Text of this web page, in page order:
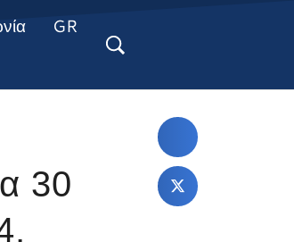
GR
30